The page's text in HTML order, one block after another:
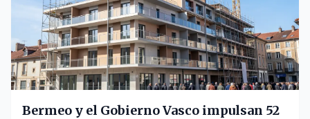
Bermeo y el Gobierno Vasco impulsan 52